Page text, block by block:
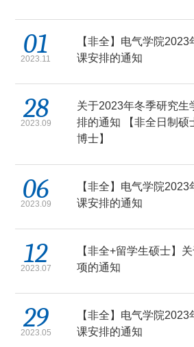
01
2023.11
【非全】电气学院
课安排的通知
28
2023.09
关于2023年冬季研究生
排的通知 【非全日制硕
博士】
06
2023.09
【非全】电气学院
课安排的通知
12
2023.07
【非全+留学生硕士】
项的通知
29
2023.05
【非全】电气学院
课安排的通知